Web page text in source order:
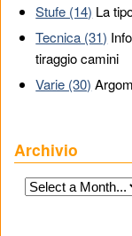
Stufe (14) La
Tecnica (31)
tiraggio camini
Varie (30)
Archivio